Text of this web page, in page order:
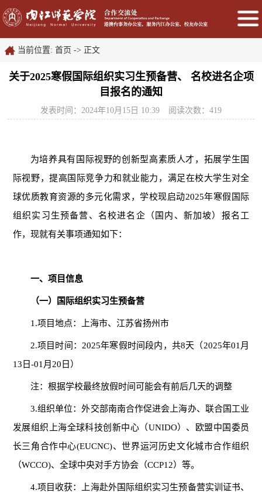
当前位置: 首页 -> 正文
关于2025寒假国际组织实习生预备营、 名校进名企项
目报名的通知
发表时间：2024年10月15日 10:39 阅读次数： 419
为培养具有国际视野的创新型高素质人才，拓展学生国
际视野，提高国际竞争力和就业能力，满足在校大学生对全
球优质教育资源的多元化需求，学校现启动2025年寒假国际
组织实习生预备营、名校进名企（国内、新加坡）报名工
作，现就有关事项通知如下：
一、项目信息
（一）国际组织实习生预备营
1.项目地点：上海市、江苏省扬州市
2.项目时间：2025年寒假时间段内，共8天（2025年01月
13日-01月20日）
注：根据学校最终放假时间可能会有前后几天的调整
3.组织单位：外交部南南合作促进会上海办、联合国工业
发展组织上海全球科技创新中心（UNIDO）、欧盟中国委员
长三角合作中心(EUCNC)、世界运河历史文化城市合作组织
（WCCO)、全球中央对手方协会（CCP12）等。
4.项目收获：上海赴外国际组织实习生预备营实训证书、